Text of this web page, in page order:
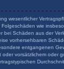
wesentlicher
wie
bei Schäden aus der
vorhersehbaren
entgangenen
vorsätzlichem oder